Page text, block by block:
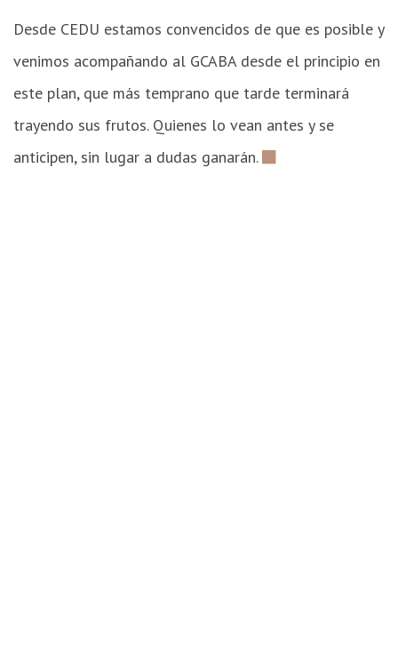
Desde CEDU estamos convencidos de que es posible y
venimos acompañando al GCABA desde el principio en
este plan, que más temprano que tarde terminará
trayendo sus frutos. Quienes lo vean antes y se
anticipen, sin lugar a dudas ganarán.